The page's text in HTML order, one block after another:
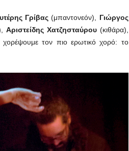
Γρίβας(μπαντονεόν), Γιώργος
Αριστείδης Χατζησταύρου(κιθάρα),
τον πιο ερωτικό χορό: το